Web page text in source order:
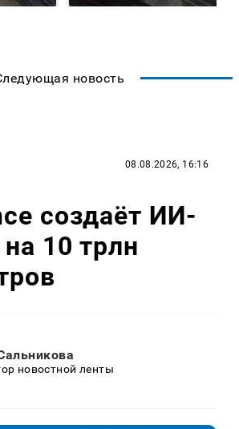
новость
08.08.2026, 16:16
создаёт ИИ-
10 трлн
новостной ленты